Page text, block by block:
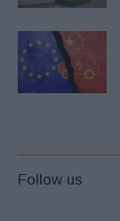
Follow us